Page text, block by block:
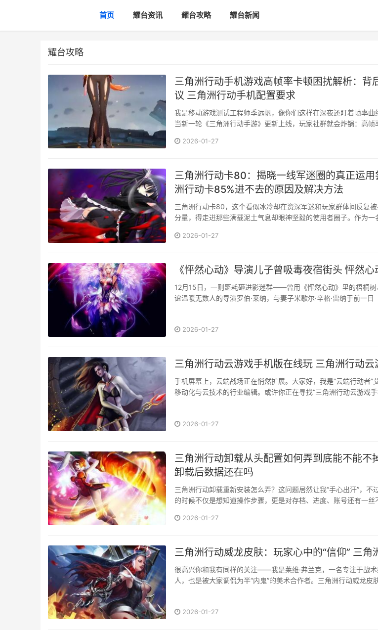
首页 耀台资讯 耀台攻略 耀台新闻
耀台攻略
三角洲行动手机游戏高帧率卡顿困扰解析：背
议 三角洲行动手机配置要求
我是移动游戏测试工程师季远帆，像你们这样在深夜还盯着帧率
当新一轮《三角洲行动手游》更新上线，玩家社群就会炸锅：高帧
2026-01-27
三角洲行动卡80：揭晓一线军迷圈的真正运用
洲行动卡85%进不去的原因及解决方法
三角洲行动卡80，这个看似冰冷却在资深军迷和玩家群体间反复
分量，得走进那些满载泥土气息却眼神坚毅的使用者圈子。作为一
2026-01-27
《怦然心动》导演儿子曾吸毒夜宿街头 怦然心
12月15日，一则噩耗砸进影迷群——曾用《怦然心动》里的梧桐树
谊温暖无数人的导演罗伯·莱纳，与妻子米歇尔·辛格·雷纳于前一
2026-01-27
三角洲行动云游戏手机版在线玩 三角洲行动云
手机屏幕上，云端战场正在悄然扩展。大家好，我是“云端行动者”
移动化与云技术的行业编辑。或许你正在寻找“三角洲行动云游戏
2026-01-27
三角洲行动卸载从头配置如何弄到底能不能不
卸载后数据还在吗
三角洲行动卸载重新安装怎么弄？这问题居然让我“手心出汗”，不
的时候不仅是想知道操作步骤，更是对存档、进度、账号还有一丝
2026-01-27
三角洲行动威龙皮肤：玩家心中的“信仰” 三角
很高兴你和我有同样的关注——我是莱维·弗兰克，一名专注于战
人，也是被大家调侃为半“内鬼”的美术合作者。三角洲行动威龙皮
2026-01-27